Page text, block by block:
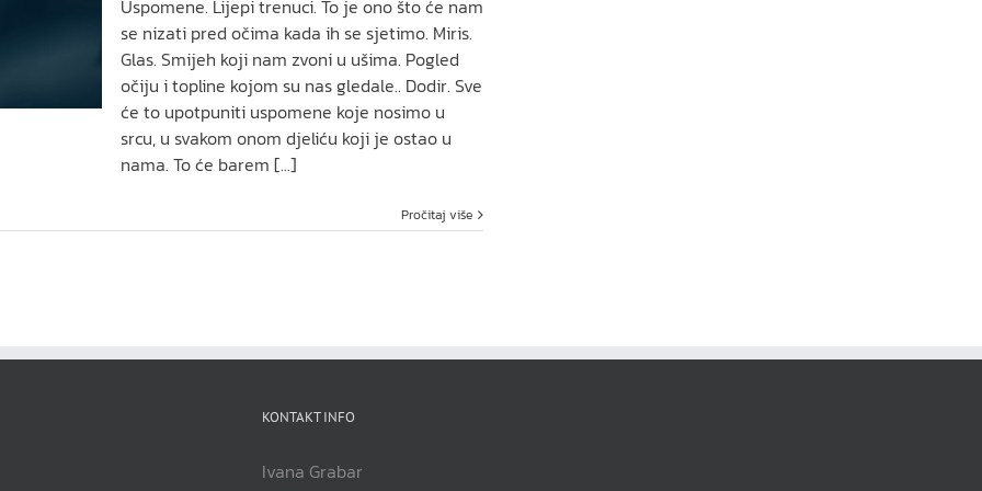
Uspomene. Lijepi trenuci. To je ono što će nam
se nizati pred očima kada ih se sjetimo. Miris.
Glas. Smijeh koji nam zvoni u ušima. Pogled
očiju i topline kojom su nas gledale.. Dodir. Sve
će to upotpuniti uspomene koje nosimo u
srcu, u svakom onom djeliću koji je ostao u
nama. To će barem [...]
Pročitaj više
KONTAKT INFO
Ivana Grabar